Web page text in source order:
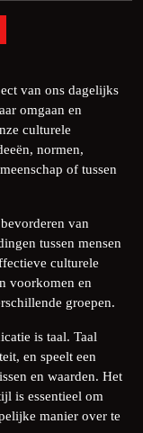
van ons dagelijks
omgaan en
culturele
normen,
of tussen
van
tussen mensen
culturele
voorkomen en
groepen.
is taal. Taal
en speelt een
en waarden. Het
is essentieel om
manier over te